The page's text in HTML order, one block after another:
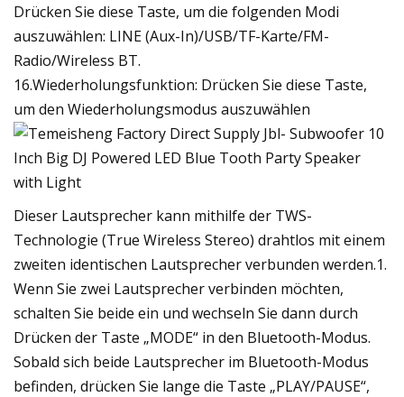
Drücken Sie diese Taste, um die folgenden Modi
auszuwählen: LINE (Aux-In)/USB/TF-Karte/FM-
Radio/Wireless BT.
16.Wiederholungsfunktion: Drücken Sie diese Taste,
um den Wiederholungsmodus auszuwählen
Dieser Lautsprecher kann mithilfe der TWS-
Technologie (True Wireless Stereo) drahtlos mit einem
zweiten identischen Lautsprecher verbunden werden.1.
Wenn Sie zwei Lautsprecher verbinden möchten,
schalten Sie beide ein und wechseln Sie dann durch
Drücken der Taste „MODE“ in den Bluetooth-Modus.
Sobald sich beide Lautsprecher im Bluetooth-Modus
befinden, drücken Sie lange die Taste „PLAY/PAUSE“,